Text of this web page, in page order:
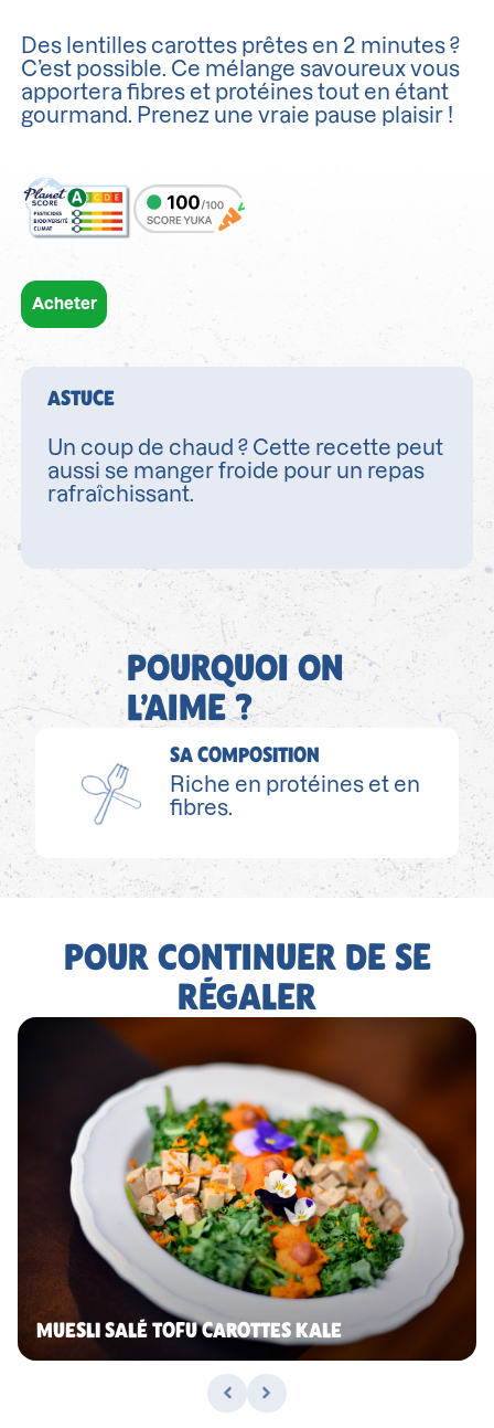
Des lentilles carottes prêtes en 2 minutes ?
C’est possible. Ce mélange savoureux vous
apportera fibres et protéines tout en étant
gourmand. Prenez une vraie pause plaisir !
Acheter
ASTUCE
Un coup de chaud ? Cette recette peut
aussi se manger froide pour un repas
rafraîchissant.
POURQUOI ON
L’AIME ?
SA COMPOSITION
Riche en protéines et en
fibres.
POUR CONTINUER DE SE
RÉGALER
MUESLI SALÉ TOFU CAROTTES KALE